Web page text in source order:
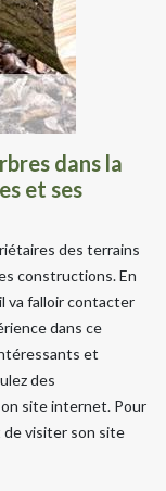
dans la
et ses
des terrains
constructions. En
va falloir contacter
dans ce
et
des
site internet. Pour
visiter son site